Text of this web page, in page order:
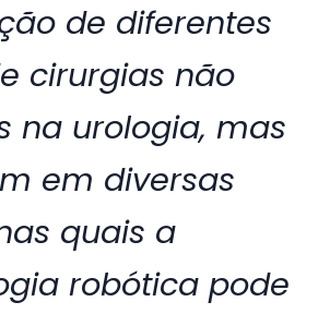
de diferentes
cirurgias não
na urologia, mas
em diversas
quais a
robótica pode